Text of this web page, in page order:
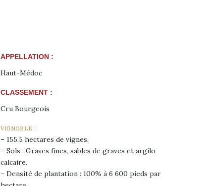
APPELLATION :
Haut-Médoc
CLASSEMENT :
Cru Bourgeois
VIGNOBLE :
– 155,5 hectares de vignes.
– Sols : Graves fines, sables de graves et argilo
calcaire.
– Densité de plantation : 100% à 6 600 pieds par